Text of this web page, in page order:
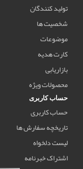
تولید کنندگان
شخصیت ها
موضوعات
کارت هدیه
بازاریابی
محصولات ویژه
حساب کاربری
حساب کاربری
تاریخچه سفارش ها
لیست دلخواه
اشتراک خبرنامه